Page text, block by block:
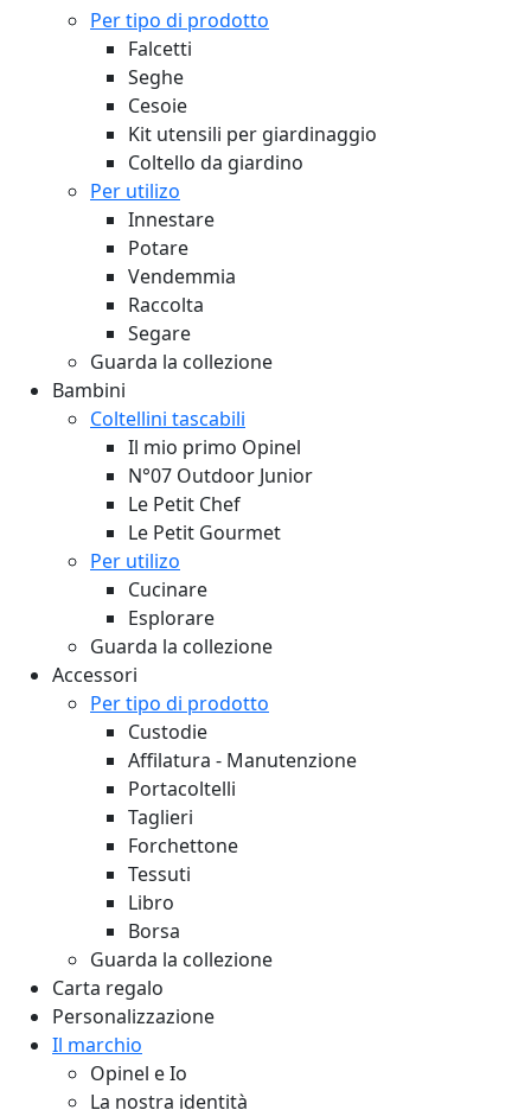
Per tipo di prodotto
Falcetti
Seghe
Cesoie
Kit utensili per giardinaggio
Coltello da giardino
Per utilizo
Innestare
Potare
Vendemmia
Raccolta
Segare
Guarda la collezione
Bambini
Coltellini tascabili
Il mio primo Opinel
N°07 Outdoor Junior
Le Petit Chef
Le Petit Gourmet
Per utilizo
Cucinare
Esplorare
Guarda la collezione
Accessori
Per tipo di prodotto
Custodie
Affilatura - Manutenzione
Portacoltelli
Taglieri
Forchettone
Tessuti
Libro
Borsa
Guarda la collezione
Carta regalo
Personalizzazione
Il marchio
Opinel e Io
La nostra identità